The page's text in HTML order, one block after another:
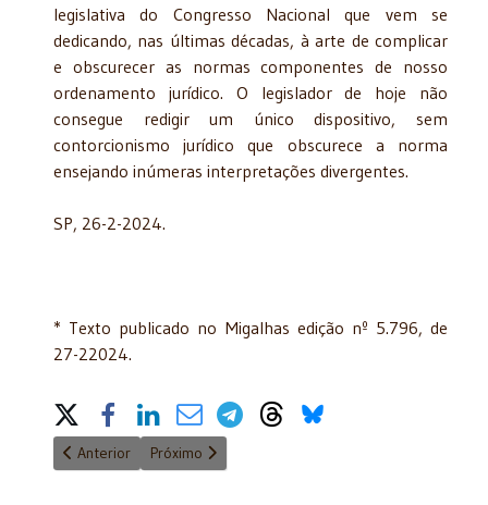
legislativa do Congresso Nacional que vem se
dedicando, nas últimas décadas, à arte de complicar
e obscurecer as normas componentes de nosso
ordenamento jurídico. O legislador de hoje não
consegue redigir um único dispositivo, sem
contorcionismo jurídico que obscurece a norma
ensejando inúmeras interpretações divergentes.
SP, 26-2-2024.
* Texto publicado no Migalhas edição nº 5.796, de
27-22024.
Share on Social Media
Artigo anterior: Aumento do IPTU por Decreto*
Anterior Próximo artigo: Só 8% dos paulistanos são
Próximo